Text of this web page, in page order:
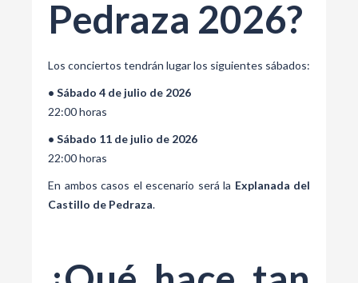
Pedraza 2026?
Los conciertos tendrán lugar los siguientes sábados:
• Sábado 4 de julio de 2026
22:00 horas
• Sábado 11 de julio de 2026
22:00 horas
En ambos casos el escenario será la Explanada del
Castillo de Pedraza.